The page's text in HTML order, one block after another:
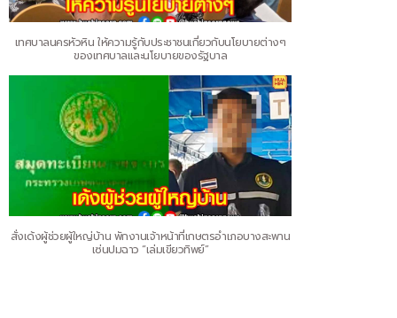
เทศบาลนครหัวหิน ให้ความรู้กับประชาชนเกี่ยวกับนโยบายต่างๆ
ของเทศบาลและนโยบายของรัฐบาล
สั่งเด้งผู้ช่วยผู้ใหญ่บ้าน พักงานเจ้าหน้าที่เกษตรอำเภอบางสะพาน
เซ่นปมฉาว “เล่มเขียวทิพย์”